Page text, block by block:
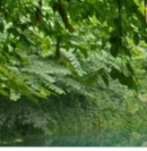
Ga
naar
de
inhoud